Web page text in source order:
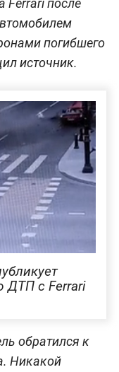
Ferrari после
погибшего
источник.
ДТП с Ferrari
обратился к
Никакой